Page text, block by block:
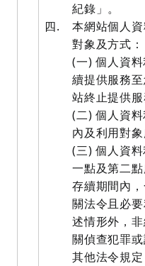
紀錄」。
四.
本網站個人資
對象及方式：
(一) 個人資
續提供服務
站終止提供服
(二) 個人資
內及利用對象
(三) 個人資
一點及第二
存續期間內
關法令且必
述情形外，
關偵查犯罪
其他法令規